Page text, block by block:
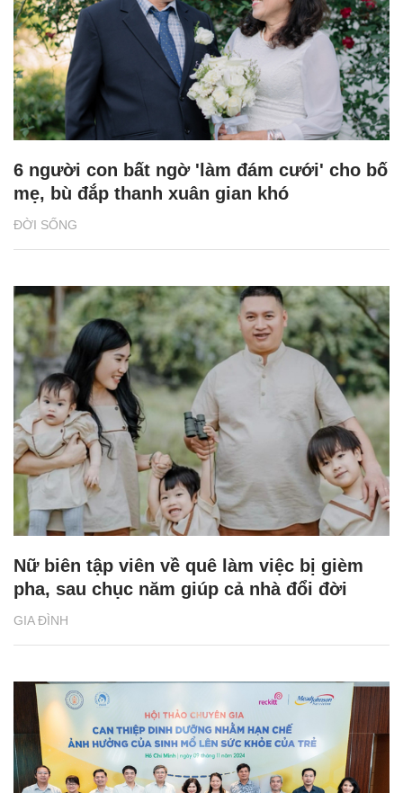
ĐỜI SỐNG
6 người con bất ngờ 'làm đám cưới' cho bố
mẹ, bù đắp thanh xuân gian khó
GIA ĐÌNH
Nữ biên tập viên về quê làm việc bị gièm
pha, sau chục năm giúp cả nhà đổi đời